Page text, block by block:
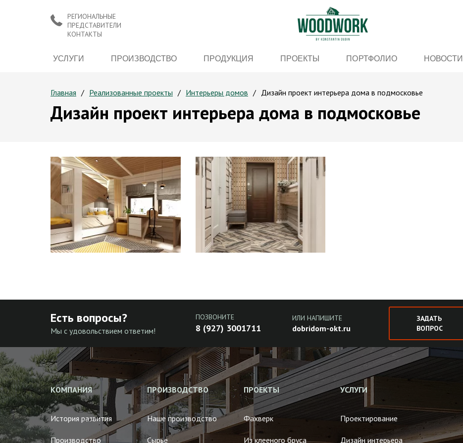
РЕГИОНАЛЬНЫЕ
ПРЕДСТАВИТЕЛИ
КОНТАКТЫ
УСЛУГИ ПРОИЗВОДСТВО ПРОДУКЦИЯ ПРОЕКТЫ ПОРТФОЛИО НОВОСТИ
Главная Реализованные проекты Интерьеры домов Дизайн проект интерьера дома в подмосковье
Дизайн проект интерьера дома в подмосковье
Есть вопросы?
Мы с удовольствием ответим!
ПОЗВОНИТЕ
8 (927) 3001711
ИЛИ НАПИШИТЕ
dobridom-okt.ru
ЗАДАТЬ
ВОПРОС
КОМПАНИЯ
История развития
Производство
ПРОИЗВОДСТВО
Наше производство
Сырье
ПРОЕКТЫ
Фахверк
Из клееного бруса
УСЛУГИ
Проектирование
Дизайн интерьера